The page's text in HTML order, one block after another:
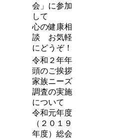
会」に参加
して
心の健康相
談 お気軽
にどうぞ！
令和２年年
頭のご挨拶
家族ニーズ
調査の実施
について
令和元年度
（２０１９
年度）総会